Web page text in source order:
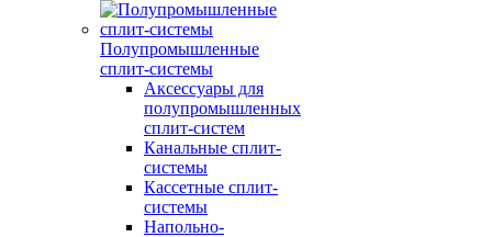
Полупромышленные
сплит-системы
Аксессуары для
полупромышленных
сплит-систем
Канальные сплит-
системы
Кассетные сплит-
системы
Напольно-